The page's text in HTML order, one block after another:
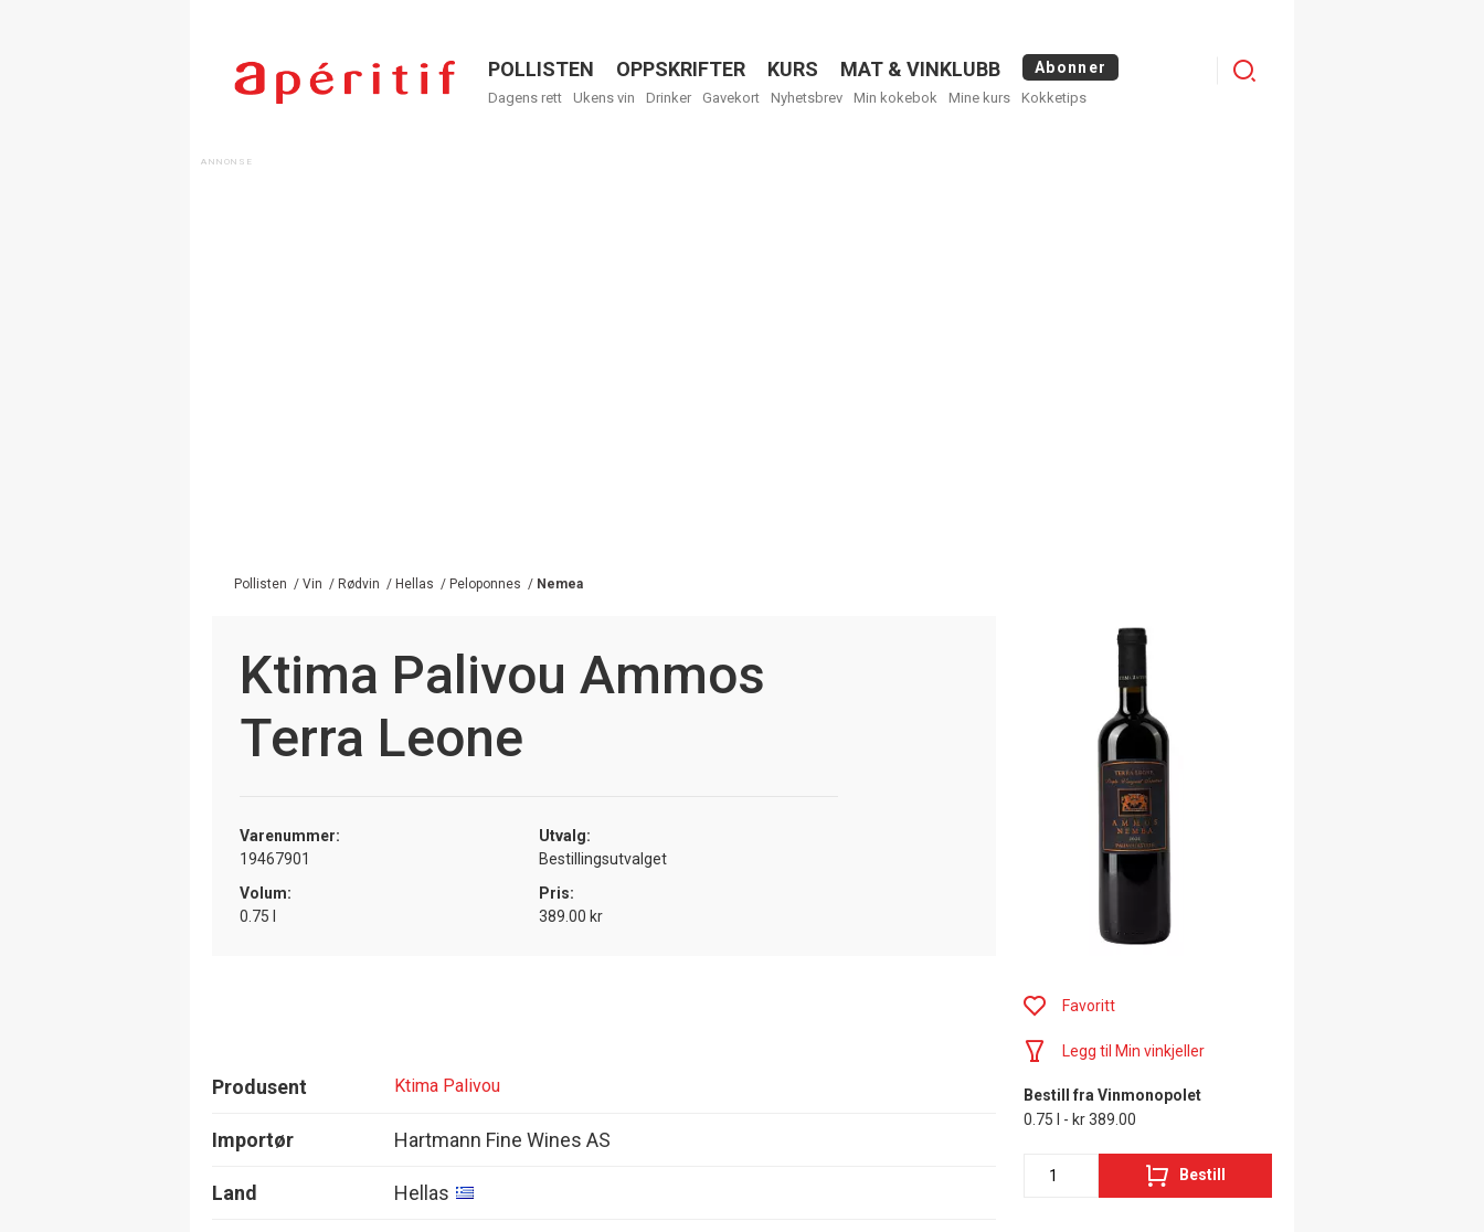
Menu
POLLISTEN OPPSKRIFTER KURS MAT & VINKLUBB Abonner
Dagens rett Ukens vin Drinker Gavekort Nyhetsbrev Min kokebok Mine kurs Kokketips
Menu
Pollisten / Vin / Rødvin / Hellas / Peloponnes / Nemea
Ktima Palivou Ammos
Terra Leone
Varenummer:
19467901
Utvalg:
Bestillingsutvalget
Volum:
0.75 l
Pris:
389.00 kr
Produsent Ktima Palivou
Importør Hartmann Fine Wines AS
Land Hellas
Favoritt
Legg til Min vinkjeller
Bestill fra Vinmonopolet
0.75 l - kr 389.00
Bestill